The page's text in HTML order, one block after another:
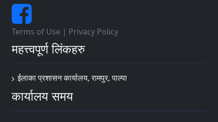
Terms of Use | Privacy Policy
महत्त्वपूर्ण लिंकहरु
ईलाका प्रशासन कार्यालय, रामपुर, पाल्पा
कार्यालय समय